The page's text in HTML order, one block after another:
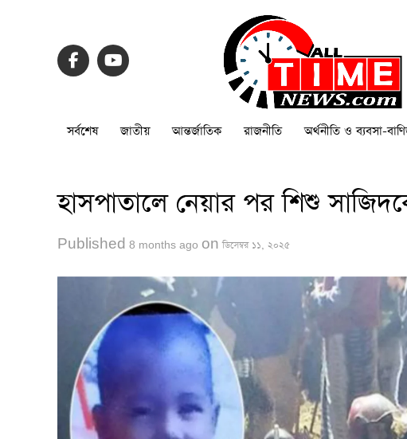
সর্বশেষ জাতীয় আন্তর্জাতিক রাজনীতি অর্থনীতি ও ব্যবসা-
হাসপাতালে নেয়ার পর শিশু
Published 8 months ago on ডিসেম্বর ১১, ২০২৫